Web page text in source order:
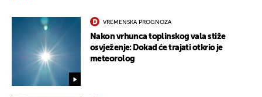
VREMENSKA PROGNOZA
Nakon vrhunca toplinskog vala stiže
osvježenje: Dokad će trajati otkrio je
meteorolog